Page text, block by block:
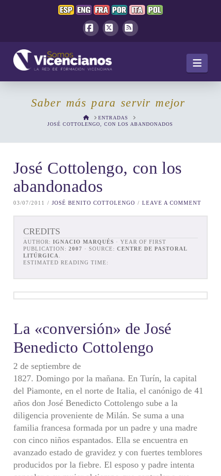
Saber más para servir mejor
HOMEENTRADAS
JOSÉ COTTOLENGO, CON LOS ABANDONADOS
José Cottolengo, con los
abandonados
03/07/2011 JOSÉ BENITO COTTOLENGO LEAVE A COMMENT
CREDITS
AUTHOR: IGNACIO MARQUÉS
PUBLICATION: 2007 · SOURCE: CENTRE DE PASTORAL
LITÚRGICA
ESTIMATED READING TIME:
La «conversión» de José
Benedicto Cottolengo
2 de septiembre de
1827. Domingo por la mañana. En Turín, la capital
del Piamonte, en el norte de Italia, el canónigo de 41
años don José Benedicto Cottolengo sube a la
diligencia proveniente de Milán. Se suma a una
familia francesa formada por un padre y una madre
con cinco niños espantados. Ella se encuentra en
avanzado estado de gravidez y con fuertes temblores
producidos por la fiebre. El esposo y padre intenta